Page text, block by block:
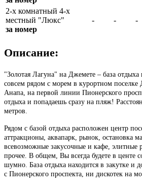
2-х комнатный 4-х
местный "Люкс"
за номер
- - -
Описание:
"Золотая Лагуна" на Джемете – база
совсем рядом с морем в курортном поселке
Анапа, на первой линии Пионерского
отдыха и попадаешь сразу на пляж!
метров.
Рядом с базой отдыха расположен центр
аттракционы, аквапарк, рынок, остановка
всевозможные закусочные и кафе, элитные
прочее. В общем, Вы всегда будете в центе
шумно. База отдыха находится в закутке и
с Пионерского проспекта, ни дискотек на